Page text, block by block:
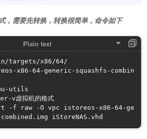
，需要先转换，转换很简单，命令如下
targets/x86/64/
x86-64-generic-squashfs-combin
utils
v虚拟机的格式
-f raw -O vpc istoreos-x86-64-ge
iStoreNAS.vhd